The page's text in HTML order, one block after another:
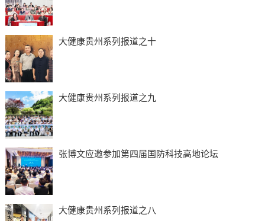
大健康贵州系列报道之十
大健康贵州系列报道之九
张博文应邀参加第四届国防科技高地论坛
大健康贵州系列报道之八